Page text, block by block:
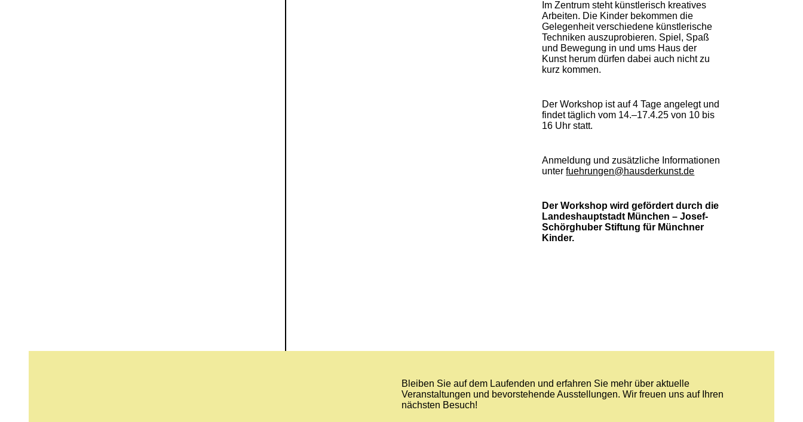
Im Zentrum steht künstlerisch kreatives
Arbeiten. Die Kinder bekommen die
Gelegenheit verschiedene künstlerische
Techniken auszuprobieren. Spiel, Spaß
und Bewegung in und ums Haus der
Kunst herum dürfen dabei auch nicht zu
kurz kommen.
Der Workshop ist auf 4 Tage angelegt und
findet täglich vom 14.–17.4.25 von 10 bis
16 Uhr statt.
Anmeldung und zusätzliche Informationen
unterfuehrungen@hausderkunst.de
Der Workshop wird gefördert durch die
Landeshauptstadt München – Josef-
Schörghuber Stiftung für Münchner
Kinder.
Bleiben Sie auf dem Laufenden und erfahren Sie mehr über aktuelle
Veranstaltungen und bevorstehende Ausstellungen. Wir freuen uns auf Ihren
nächsten Besuch!